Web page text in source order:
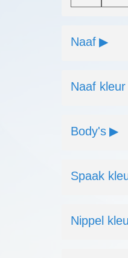
De Fighter 90
gebruikt
Zoals al onze
U kan kiezen
Voordelen
bij hoge
vooraan.
Naaf
Naaf kleur
Body's
Spaak
Nippel